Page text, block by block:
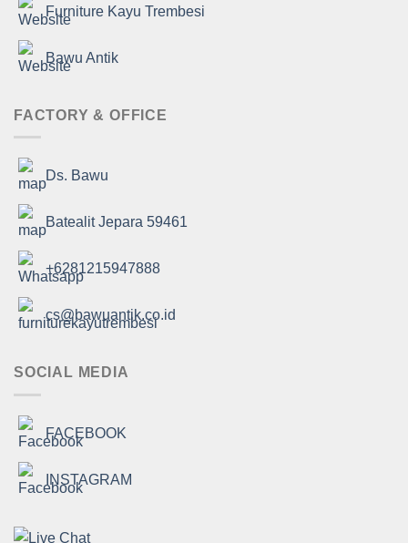
Furniture Kayu Trembesi
Bawu Antik
FACTORY & OFFICE
Ds. Bawu
Batealit Jepara 59461
+6281215947888
cs@bawuantik.co.id
SOCIAL MEDIA
FACEBOOK
INSTAGRAM